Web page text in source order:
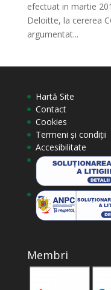
efectuat in martie
Deloitte, la cererea
argumentat...
Hartă Site
Contact
Cookies
Termeni și condiții
Accesibilitate
Membri